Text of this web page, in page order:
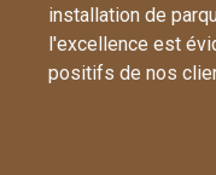
installation de
l'excellence est
positifs de nos